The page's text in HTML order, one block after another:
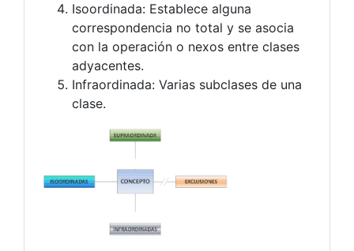
Isoordinada: Establece alguna
correspondencia no total y se asocia
con la operación o nexos entre clases
adyacentes.
Infraordinada: Varias subclases de una
clase.